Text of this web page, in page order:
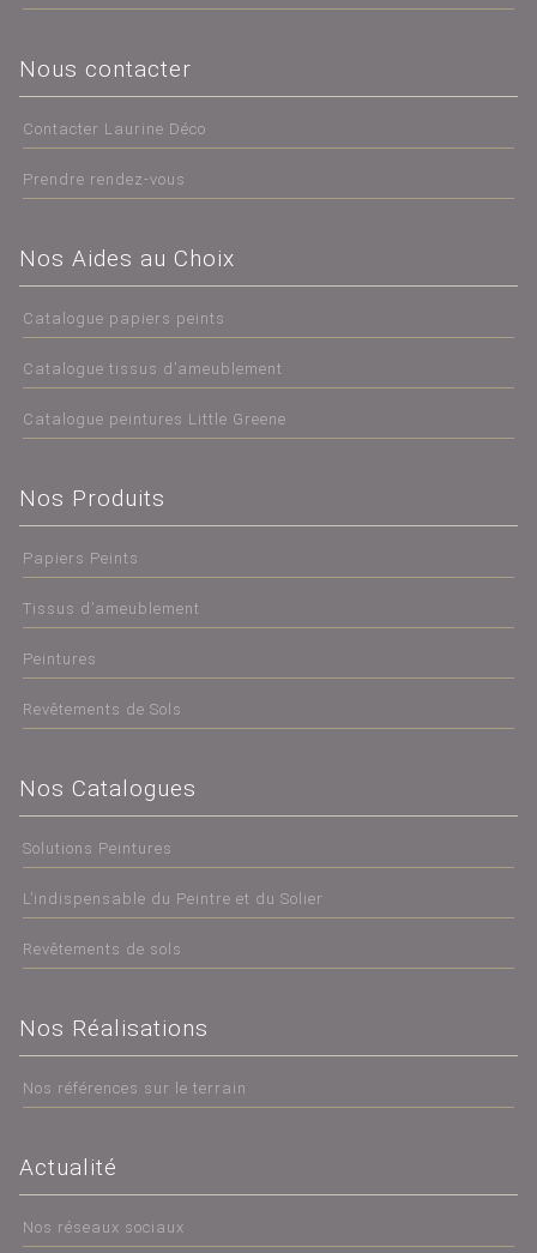
Nous contacter
Contacter Laurine Déco
Prendre rendez-vous
Nos Aides au Choix
Catalogue papiers peints
Catalogue tissus d’ameublement
Catalogue peintures Little Greene
Nos Produits
Papiers Peints
Tissus d’ameublement
Peintures
Revêtements de Sols
Nos Catalogues
Solutions Peintures
L’indispensable du Peintre et du Solier
Revêtements de sols
Nos Réalisations
Nos références sur le terrain
Actualité
Nos réseaux sociaux